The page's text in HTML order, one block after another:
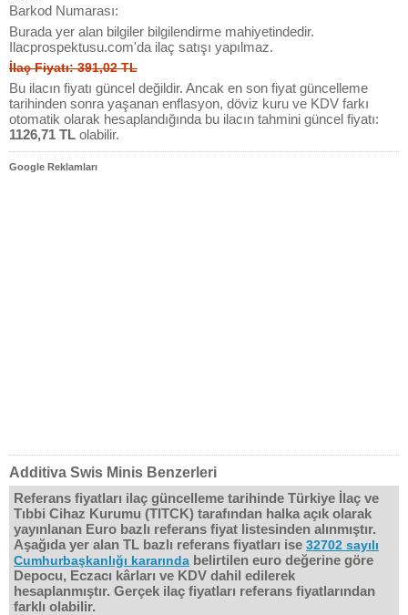
Barkod Numarası:
Burada yer alan bilgiler bilgilendirme mahiyetindedir.
Ilacprospektusu.com'da ilaç satışı yapılmaz.
İlaç Fiyatı: 391,02 TL
Bu ilacın fiyatı güncel değildir. Ancak en son fiyat güncelleme
tarihinden sonra yaşanan enflasyon, döviz kuru ve KDV farkı
otomatik olarak hesaplandığında bu ilacın tahmini güncel fiyatı:
1126,71 TL olabilir.
Google Reklamları
Additiva Swis Minis Benzerleri
Referans fiyatları ilaç güncelleme tarihinde Türkiye İlaç ve
Tıbbi Cihaz Kurumu (TITCK) tarafından halka açık olarak
yayınlanan Euro bazlı referans fiyat listesinden alınmıştır.
Aşağıda yer alan TL bazlı referans fiyatları ise 32702 sayılı
Cumhurbaşkanlığı kararında belirtilen euro değerine göre
Depocu, Eczacı kârları ve KDV dahil edilerek
hesaplanmıştır. Gerçek ilaç fiyatları referans fiyatlarından
farklı olabilir.